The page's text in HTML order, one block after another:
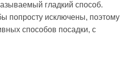
гладкий способ.
попросту исключены, поэтому
способов посадки, с